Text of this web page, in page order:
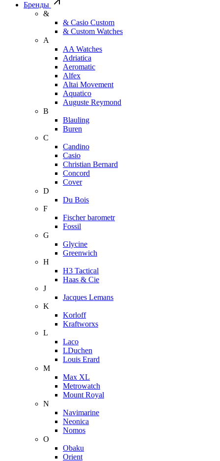
Бренды
&
& Casio Custom
& Custom Watches
A
AA Watches
Adriatica
Aeromatic
Alfex
Altai Movement
Aquatico
Auguste Reymond
B
Blauling
Buren
C
Candino
Casio
Christian Bernard
Concord
Cover
D
Du Bois
F
Fischer barometr
Fossil
G
Glycine
Greenwich
H
H3 Tactical
Haas & Cie
J
Jacques Lemans
K
Korloff
Kraftworxs
L
Laco
LDuchen
Louis Erard
M
Max XL
Metrowatch
Mount Royal
N
Navimarine
Neonica
Nomos
O
Obaku
Orient